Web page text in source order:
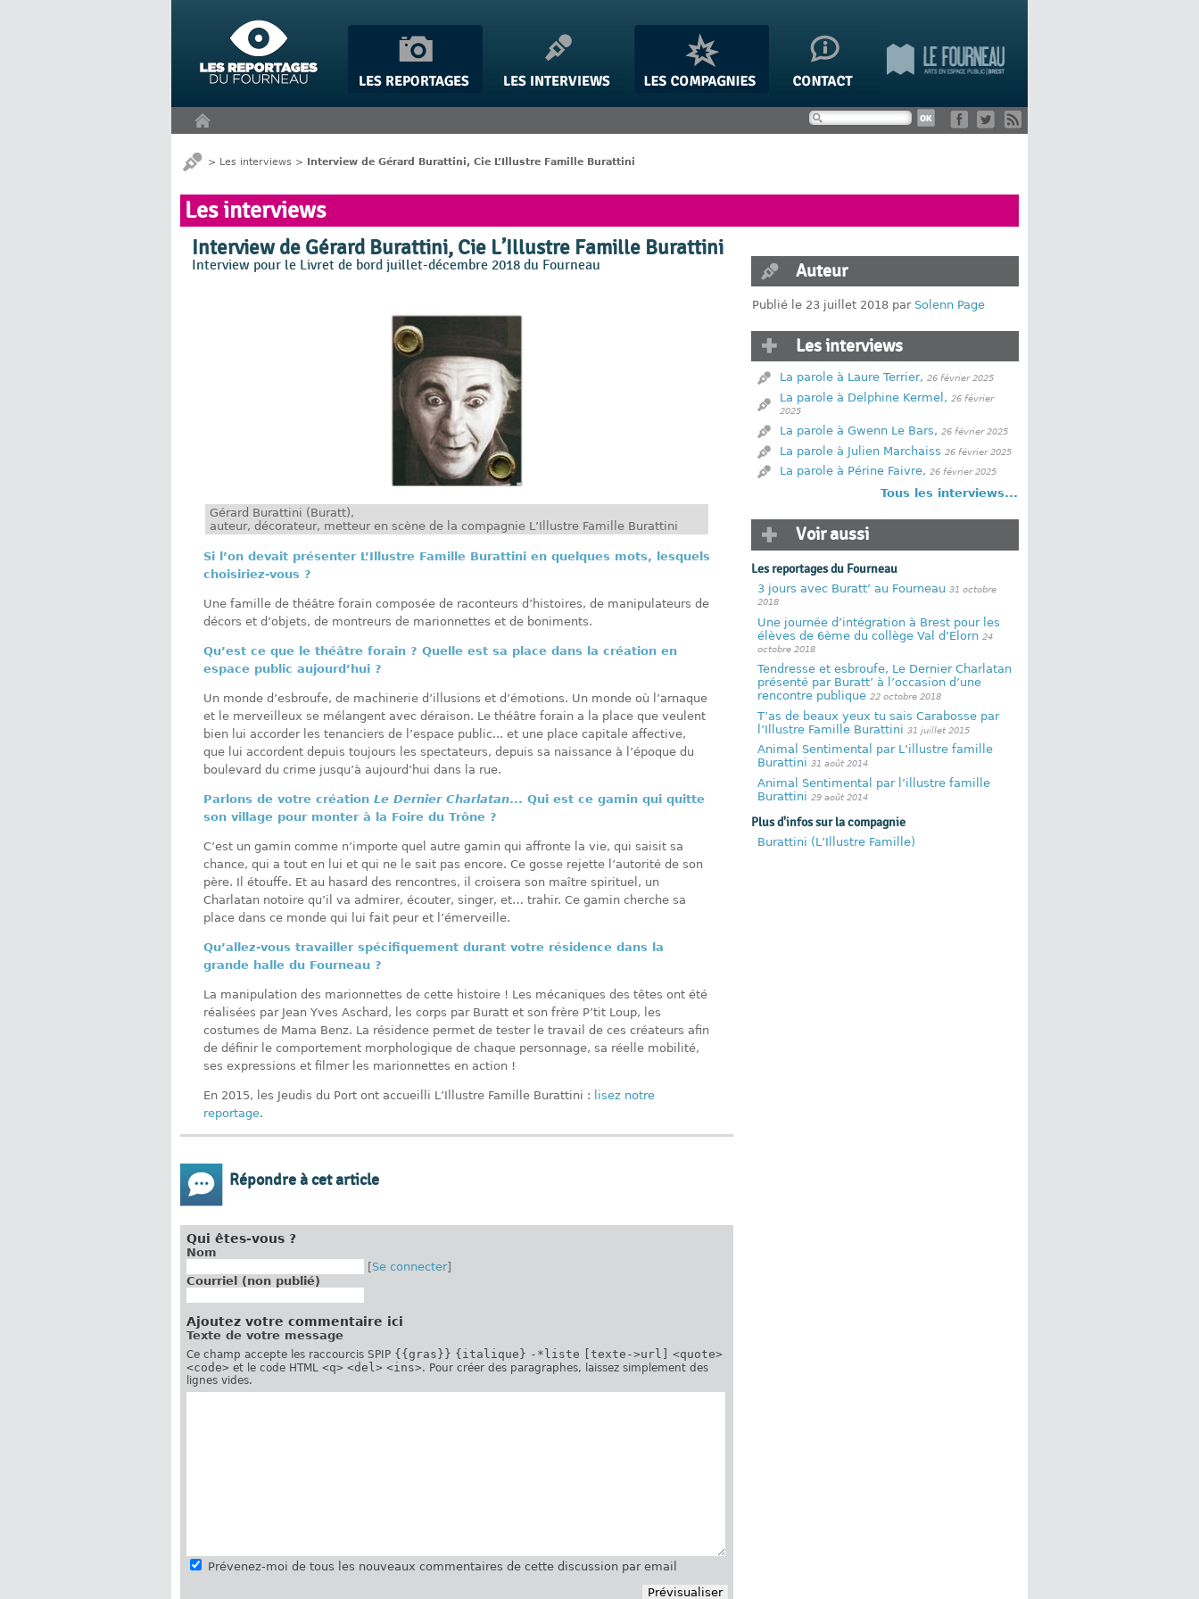
> Les interviews > Interview de Gérard Burattini, Cie L’Illustre Famille Burattini
Les interviews
Interview de Gérard Burattini, Cie L’Illustre Famille Burattini
Interview pour le Livret de bord juillet-décembre 2018 du Fourneau
Gérard Burattini (Buratt),
auteur, décorateur, metteur en scène de la compagnie L’Illustre Famille Burattini
Si l’on devait présenter L’Illustre Famille Burattini en quelques mots, lesquels
choisiriez-vous ?
Une famille de théâtre forain composée de raconteurs d’histoires, de manipulateurs de
décors et d’objets, de montreurs de marionnettes et de boniments.
Qu’est ce que le théâtre forain ? Quelle est sa place dans la création en
espace public aujourd’hui ?
Un monde d’esbroufe, de machinerie d’illusions et d’émotions. Un monde où l’arnaque
et le merveilleux se mélangent avec déraison. Le théâtre forain a la place que veulent
bien lui accorder les tenanciers de l’espace public... et une place capitale affective,
que lui accordent depuis toujours les spectateurs, depuis sa naissance à l’époque du
boulevard du crime jusqu’à aujourd’hui dans la rue.
Parlons de votre création Le Dernier Charlatan... Qui est ce gamin qui quitte
son village pour monter à la Foire du Trône ?
C’est un gamin comme n’importe quel autre gamin qui affronte la vie, qui saisit sa
chance, qui a tout en lui et qui ne le sait pas encore. Ce gosse rejette l’autorité de son
père. Il étouffe. Et au hasard des rencontres, il croisera son maître spirituel, un
Charlatan notoire qu’il va admirer, écouter, singer, et… trahir. Ce gamin cherche sa
place dans ce monde qui lui fait peur et l’émerveille.
Qu’allez-vous travailler spécifiquement durant votre résidence dans la
grande halle du Fourneau ?
La manipulation des marionnettes de cette histoire ! Les mécaniques des têtes ont été
réalisées par Jean Yves Aschard, les corps par Buratt et son frère P’tit Loup, les
costumes de Mama Benz. La résidence permet de tester le travail de ces créateurs afin
de définir le comportement morphologique de chaque personnage, sa réelle mobilité,
ses expressions et filmer les marionnettes en action !
En 2015, les Jeudis du Port ont accueilli L’Illustre Famille Burattini :
lisez notre
reportage.
Répondre à cet article
Qui êtes-vous ?
Nom
[Se connecter]
Courriel (non publié)
Ajoutez votre commentaire ici
Texte de votre message
Ce champ accepte les raccourcis SPIP {{gras}} {italique} -*liste [texte->url] <quote>
<code> et le code HTML <q> <del> <ins>. Pour créer des paragraphes, laissez simplement des
lignes vides.
Prévenez-moi de tous les nouveaux commentaires de cette discussion par email
Auteur
Publié le 23 juillet 2018 par Solenn Page
Les interviews
La parole à Laure Terrier, 26 février 2025
La parole à Delphine Kermel, 26 février
2025
La parole à Gwenn Le Bars, 26 février 2025
La parole à Julien Marchaiss 26 février 2025
La parole à Périne Faivre, 26 février 2025
Tous les interviews...
Voir aussi
Les reportages du Fourneau
3 jours avec Buratt’ au Fourneau 31 octobre
2018
Une journée d’intégration à Brest pour les
élèves de 6ème du collège Val d’Elorn 24
octobre 2018
Tendresse et esbroufe, Le Dernier Charlatan
présenté par Buratt’ à l’occasion d’une
rencontre publique 22 octobre 2018
T’as de beaux yeux tu sais Carabosse par
l’Illustre Famille Burattini 31 juillet 2015
Animal Sentimental par L’illustre famille
Burattini 31 août 2014
Animal Sentimental par l’illustre famille
Burattini 29 août 2014
Plus d'infos sur la compagnie
Burattini (L’Illustre Famille)